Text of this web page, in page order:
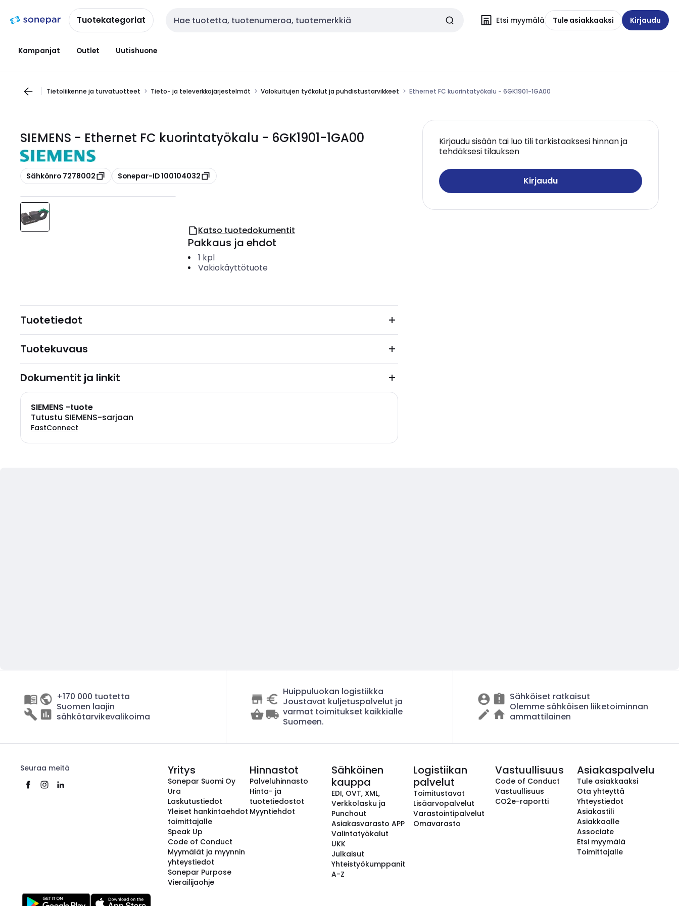
navigointiinsisältöönTuotekategoriat Haku Etsi myymälä Tule asiakkaaksi Kirjaudu
Kampanjat Outlet Uutishuone
Tietoliikenne ja turvatuotteet Tieto- ja televerkkojärjestelmät Valokuitujen työkalut ja puhdistustarvikkeet Ethernet FC kuorintatyökalu - 6GK1901-1GA00
SIEMENS - Ethernet FC kuorintatyökalu - 6GK1901-1GA00
Kopioi
Sähkönro 7278002 Kopioi
Sonepar-ID 100104032
Kirjaudu sisään tai luo tili tarkistaaksesi hinnan ja
tehdäksesi tilauksen
Kirjaudu
Katso tuotedokumentit
Pakkaus ja ehdot
1 kpl
Vakiokäyttötuote
Tuotetiedot
Tuotekuvaus
Dokumentit ja linkit
SIEMENS -tuote
Tutustu SIEMENS-sarjaan
FastConnect
+170 000 tuotetta
Suomen laajin
sähkötarvikevalikoima
Huippuluokan logistiikka
Joustavat kuljetuspalvelut ja
varmat toimitukset kaikkialle
Suomeen.
Sähköiset ratkaisut
Olemme sähköisen liiketoiminnan
ammattilainen
Seuraa meitä Yritys
Sonepar Suomi Oy
Ura
Laskutustiedot
Yleiset hankintaehdot
toimittajalle
Speak Up
Code of Conduct
Myymälät ja myynnin
yhteystiedot
Sonepar Purpose
Vierailijaohje
Hinnastot
Palveluhinnasto
Hinta- ja
tuotetiedostot
Myyntiehdot
Sähköinen
kauppa
EDI, OVT, XML,
Verkkolasku ja
Punchout
Asiakasvarasto APP
Valintatyökalut
UKK
Julkaisut
Yhteistyökumppanit
A-Z
Logistiikan
palvelut
Toimitustavat
Lisäarvopalvelut
Varastointipalvelut
Omavarasto
Vastuullisuus
Code of Conduct
Vastuullisuus
CO2e-raportti
Asiakaspalvelu
Tule asiakkaaksi
Ota yhteyttä
Yhteystiedot
Asiakastili
Asiakkaalle
Associate
Etsi myymälä
Toimittajalle